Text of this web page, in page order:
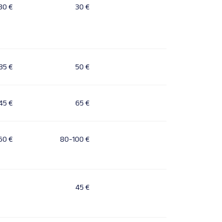
€ 30 €
€ 50 €
€ 65 €
€ 80-100 €
45 €